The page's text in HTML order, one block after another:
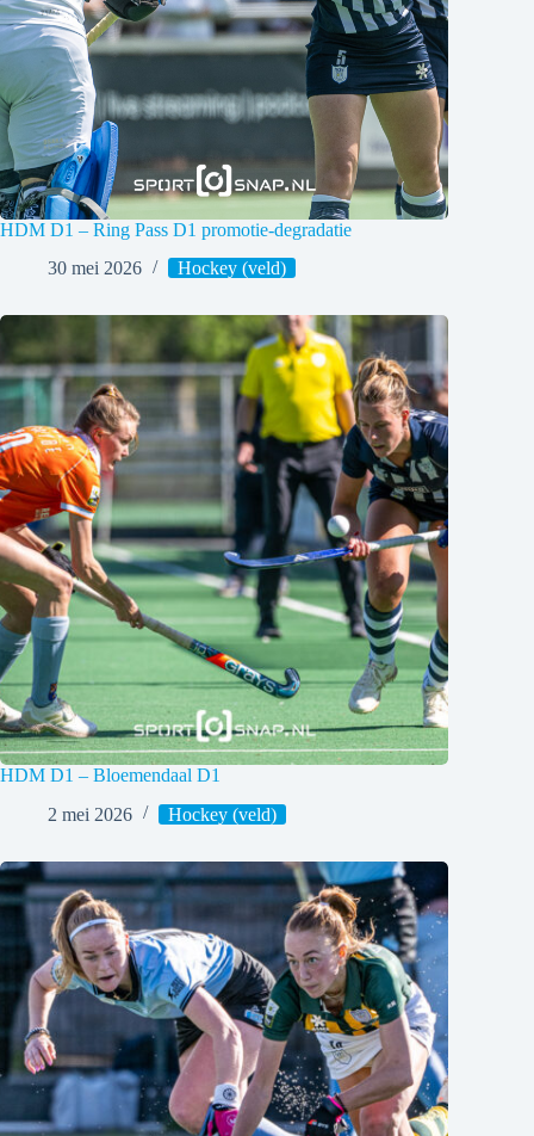
HDM D1 – Ring Pass D1 promotie-degradatie
30 mei 2026
Hockey (veld)
HDM D1 – Bloemendaal D1
2 mei 2026
Hockey (veld)